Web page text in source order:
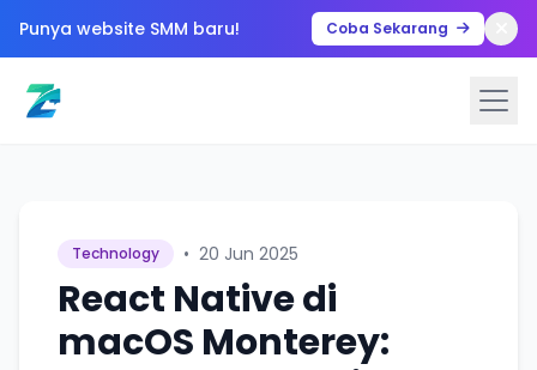
Punya website SMM baru! Coba Sekarang
Technology • 20 Jun 2025
React Native di
macOS Monterey: